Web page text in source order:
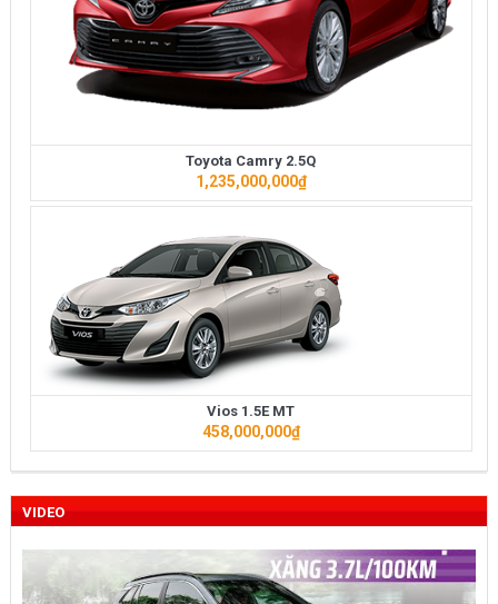
Toyota Camry 2.5Q
1,235,000,000₫
Vios 1.5E MT
458,000,000₫
VIDEO